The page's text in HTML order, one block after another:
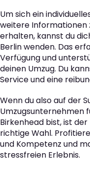
Um sich ein
weitere Informationen
erhalten, kannst du
Berlin wenden. Das
Verfügung und
deinen Umzug. Du
Service und eine
Wenn du also auf der
Umzugsunternehmen
Birkenhead bist, ist
richtige Wahl.
und Kompetenz und
stressfreien Erlebnis.